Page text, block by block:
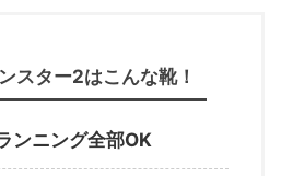
スター2はこんな靴！
ンニング全部OK